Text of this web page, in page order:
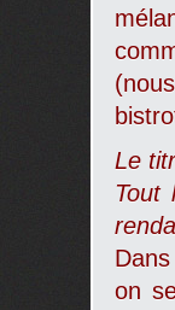
Le
Tout
Dans
on